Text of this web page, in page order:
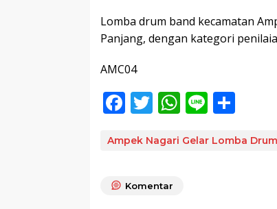
Lomba drum band kecamatan
Panjang, dengan kategori
AMC04
F
e
o
T
itt
W
at
Li
e ar
Ampek Nagari Gelar Lomba
Komentar